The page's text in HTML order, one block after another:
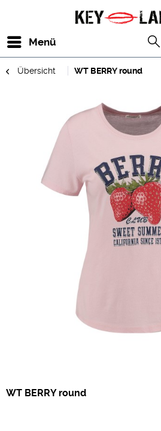
Menü
Übersicht WT BERRY round
WT BERRY round